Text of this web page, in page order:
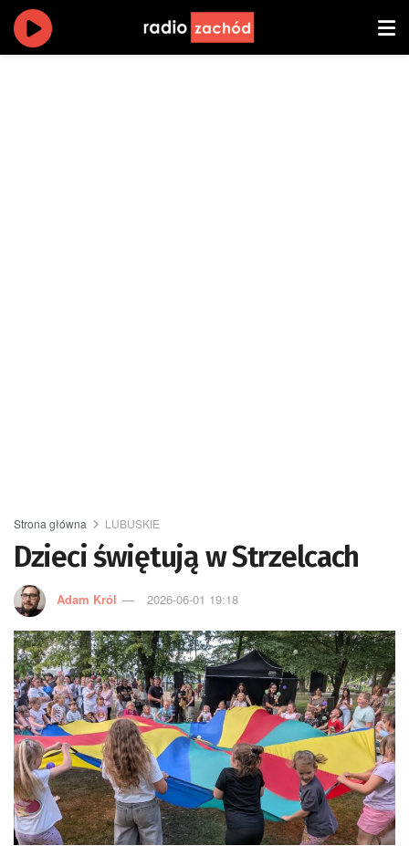
Strona główna LUBUSKIE
Dzieci świętują w Strzelcach
Adam Król 2026-06-01 19:18